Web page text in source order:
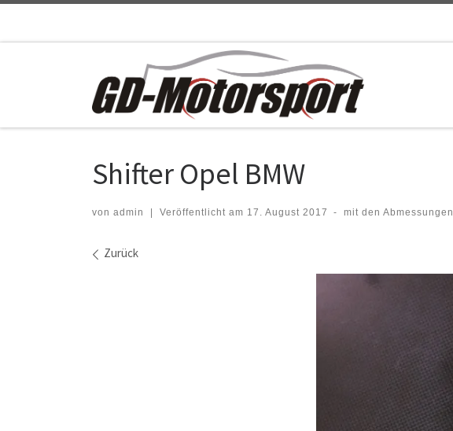
Shifter Opel BMW
von admin | Veröffentlicht am 17. August 2017 - mit den Abmessungen
Bilder Navigation
Zurück